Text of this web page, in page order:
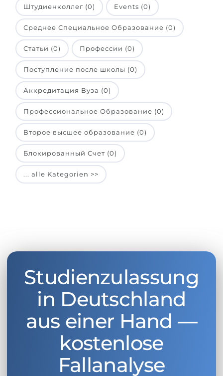
Штудиенколлег (0) Events (0)
Среднее Специальное Образование (0)
Статьи (0) Профессии (0)
Поступление после школы (0)
Аккредитация Вуза (0)
Профессиональное Образование (0)
Второе высшее образование (0)
Блокированный Счет (0)
... alle Kategorien >>
Studienzulassung
in Deutschland
aus einer Hand —
kostenlose
Fallanalyse